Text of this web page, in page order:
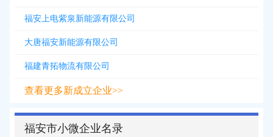
福安上电紫泉新能源有限公司
大唐福安新能源有限公司
福建青拓物流有限公司
查看更多新成立企业>>
福安市小微企业名录